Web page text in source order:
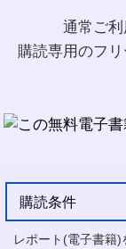
通常ご利
購読専用のフ
購読条件
レポート(電子書籍